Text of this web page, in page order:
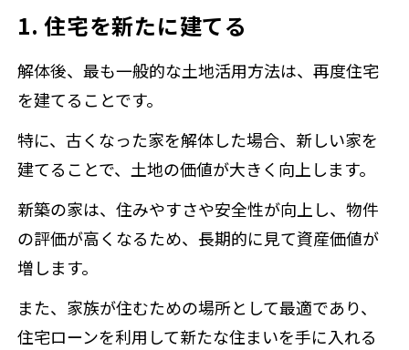
1. 住宅を新たに建てる
解体後、最も一般的な土地活用方法は、再度住宅
を建てることです。
特に、古くなった家を解体した場合、新しい家を
建てることで、土地の価値が大きく向上します。
新築の家は、住みやすさや安全性が向上し、物件
の評価が高くなるため、長期的に見て資産価値が
増します。
また、家族が住むための場所として最適であり、
住宅ローンを利用して新たな住まいを手に入れる